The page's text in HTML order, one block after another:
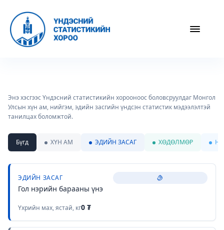
Энэ хэсгээс Үндэсний статистикийн хорооноос боловсруулдаг Монгол
Улсын хүн ам, нийгэм, эдийн засгийн үндсэн статистик мэдээлэлтэй
танилцах боломжтой.
Бүгд ХҮН АМ ЭДИЙН ЗАСАГ ХӨДӨЛМӨР
ЭДИЙН ЗАСАГ
Гол нэрийн барааны үнэ
Үхрийн мах, ястай, кг0 ₮